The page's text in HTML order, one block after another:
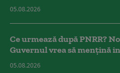
05.08.2026
Ce urmează după PNRR?
Guvernul vrea să mențină
05.08.2026